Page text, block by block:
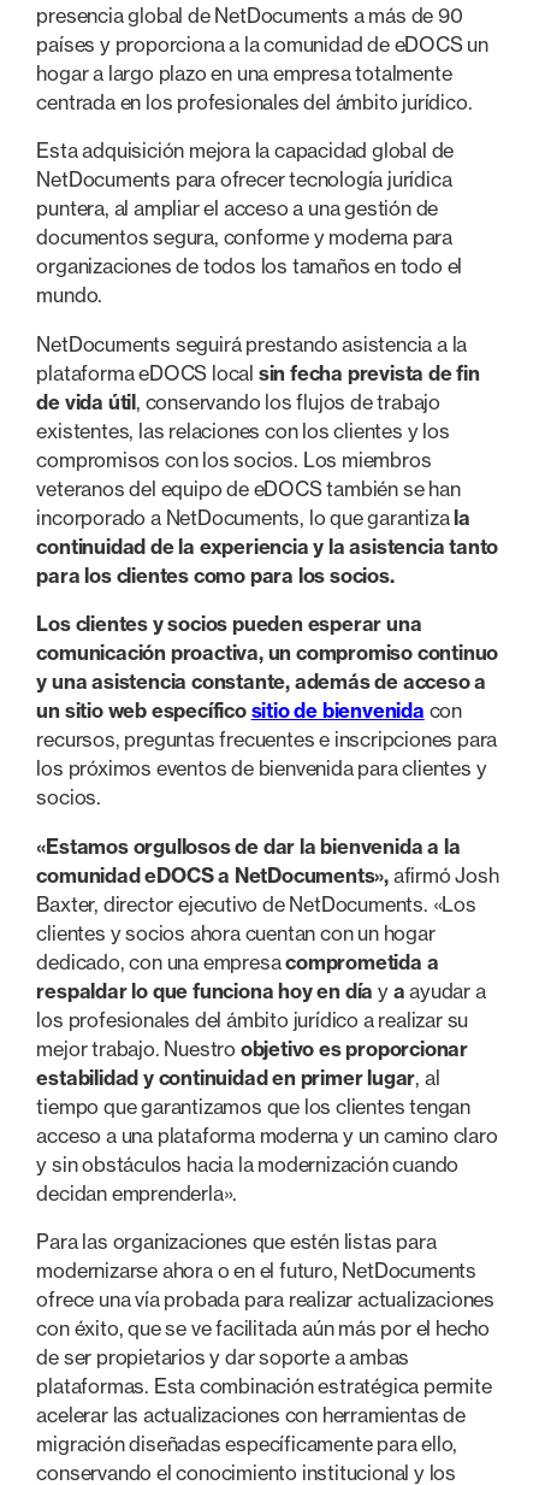
presencia global de NetDocuments a más de 90
países y proporciona a la comunidad de eDOCS un
hogar a largo plazo en una empresa totalmente
centrada en los profesionales del ámbito jurídico.
Esta adquisición mejora la capacidad global de
NetDocuments para ofrecer tecnología jurídica
puntera, al ampliar el acceso a una gestión de
documentos segura, conforme y moderna para
organizaciones de todos los tamaños en todo el
mundo.
NetDocuments seguirá prestando asistencia a la
plataforma eDOCS local sin fecha prevista de fin
de vida útil, conservando los flujos de trabajo
existentes, las relaciones con los clientes y los
compromisos con los socios. Los miembros
veteranos del equipo de eDOCS también se han
incorporado a NetDocuments, lo que garantizala
continuidad de la experiencia y la asistencia tanto
para los clientes como para los socios.
Los clientes y socios pueden esperar una
comunicación proactiva, un compromiso continuo
y una asistencia constante, además de acceso a
un sitio web específico sitio de bienvenida con
recursos, preguntas frecuentes e inscripciones para
los próximos eventos de bienvenida para clientes y
socios.
«Estamos orgullosos de dar la bienvenida a la
comunidad eDOCS a NetDocuments», afirmó Josh
Baxter, director ejecutivo de NetDocuments. «Los
clientes y socios ahora cuentan con un hogar
dedicado, con una empresacomprometida a
respaldar lo que funciona hoy en día y a ayudar a
los profesionales del ámbito jurídico a realizar su
mejor trabajo. Nuestro objetivo es proporcionar
estabilidad y continuidad en primer lugar, al
tiempo que garantizamos que los clientes tengan
acceso a una plataforma moderna y un camino claro
y sin obstáculos hacia la modernización cuando
decidan emprenderla».
Para las organizaciones que estén listas para
modernizarse ahora o en el futuro, NetDocuments
ofrece una vía probada para realizar actualizaciones
con éxito, que se ve facilitada aún más por el hecho
de ser propietarios y dar soporte a ambas
plataformas. Esta combinación estratégica permite
acelerar las actualizaciones con herramientas de
migración diseñadas específicamente para ello,
conservando el conocimiento institucional y los